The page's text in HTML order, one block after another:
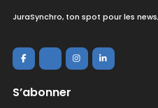
JuraSynchro, ton spot pour les
S’abonner